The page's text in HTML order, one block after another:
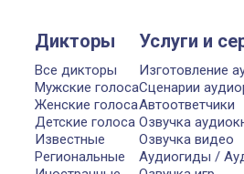
Дикторы
Все дикторы
Мужские голоса
Женские голоса
Детские голоса
Известные
Региональные
Услуги и
Изготовление
Сценарии
Автоответчики
Озвучка
Озвучка видео
Аудиогиды /